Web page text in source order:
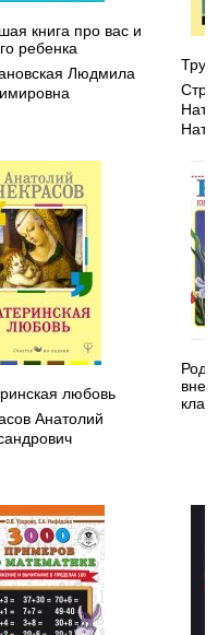
книга про вас и
ребенка
Людмила
любовь
Анатолий